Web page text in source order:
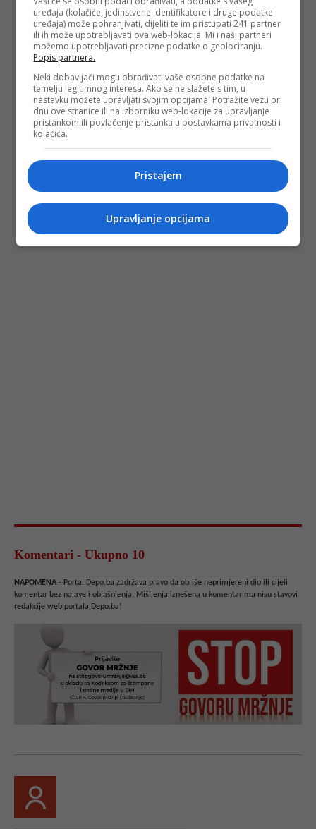
Komentari - Ukupno 10
NAPOMENA - Portal Depo.ba zadržava pravo da obriše neprimjereni dio ili cijeli
komentar bez najave i objašnjenja. Mišljenja iznešena u komentarima nisu stavovi
redakcije web portala Depo.ba!
uređaja (kolačiće, jedinstvene identifikatore i druge podatke
uređaja) može pohranjivati, dijeliti te im pristupati 241 partner
ili ih može upotrebljavati ova web-lokacija. Mi i naši partneri
možemo upotrebljavati precizne podatke o geolociranju.
Popis partnera.
Neki dobavljači mogu obrađivati vaše osobne podatke na
temelju legitimnog interesa. Ako se ne slažete s tim, u
nastavku možete upravljati svojim opcijama. Potražite vezu pri
dnu ove stranice ili na izborniku web-lokacije za upravljanje
pristankom ili povlačenje pristanka u postavkama privatnosti i
kolačića.
Pristajem
Upravljanje opcijama